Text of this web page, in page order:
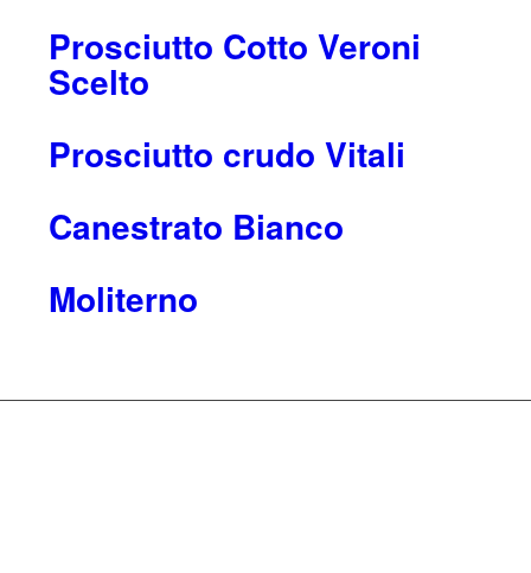
Prosciutto Cotto Veroni
Scelto
Prosciutto crudo Vitali
Canestrato Bianco
Moliterno